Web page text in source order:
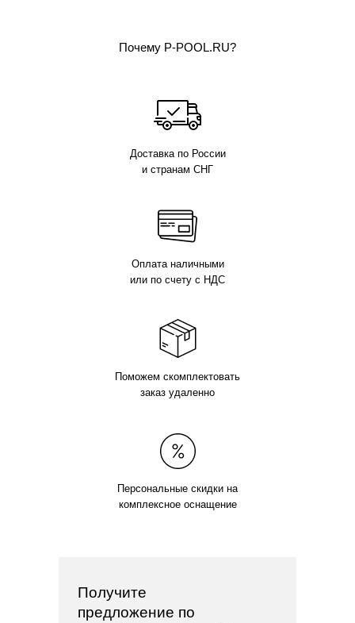
Почему P-POOL.RU?
Доставка по России
и странам СНГ
Поможем скомплектовать
заказ удаленно
Оплата наличными
или по счету с НДС
Персональные скидки на
комплексное оснащение
Получите
предложение по